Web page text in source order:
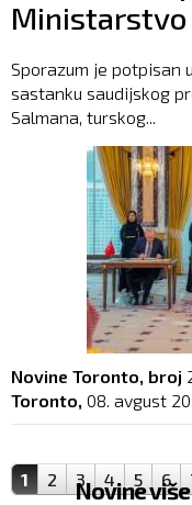
Sporazum je potpisan
sastanku saudijskog
Salmana, turskog...
Novine Toronto, broj
Toronto, 08. avgust
Pages
1 2 3 4 5 6
Novine